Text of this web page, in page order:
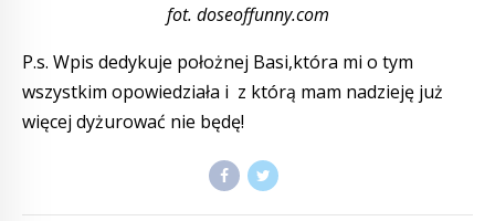
fot. doseoffunny.com
P.s. Wpis dedykuje położnej Basi,która mi o tym
wszystkim opowiedziała i z którą mam nadzieję już
więcej dyżurować nie będę!